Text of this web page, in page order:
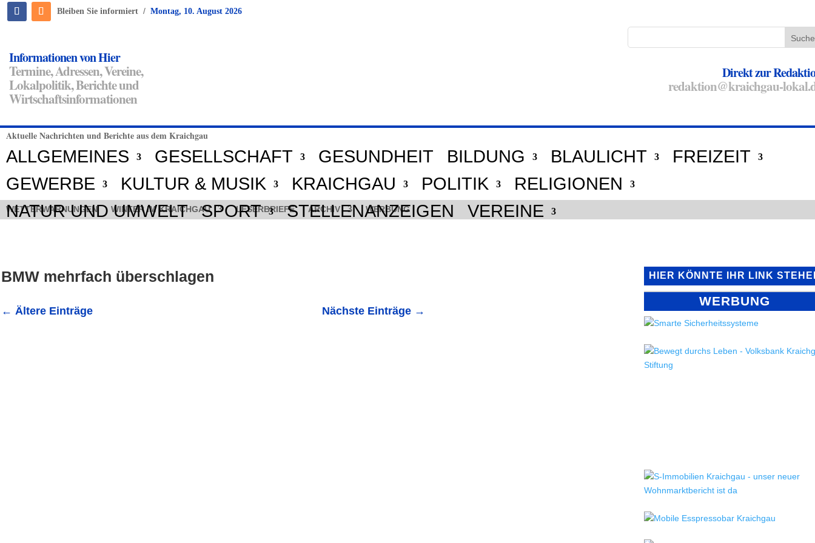
Bleiben Sie informiert / Montag, 10. August 2026
Informationen von Hier
Termine, Adressen, Vereine,
Lokalpolitik, Berichte und
Wirtschaftsinformationen
Direkt zur
redaktion@kraichgau-
Aktuelle Nachrichten und Berichte aus dem Kraichgau
ALLGEMEINES GESELLSCHAFT GESUNDHEIT BILDUNG BLAULICHT
FREIZEIT
GEWERBE
KULTUR & MUSIK KRAICHGAU POLITIK
RELIGIONEN
NATUR UND UMWELT
SPORT STELLENANZEIGEN VEREINE
WETTERWARNUNGEN WINTER IM KRAICHGAU LESERBRIEFE ARCHIV WERBUNG
BMW mehrfach überschlagen
← Ältere Einträge Nächste Einträge→
HIER KÖNNTE IHR LINK
WERBUNG